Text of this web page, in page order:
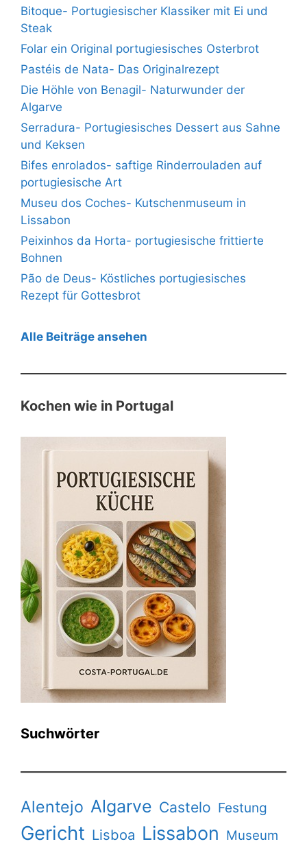
Bitoque- Portugiesischer Klassiker mit Ei und
Steak
Folar ein Original portugiesisches Osterbrot
Pastéis de Nata- Das Originalrezept
Die Höhle von Benagil- Naturwunder der
Algarve
Serradura- Portugiesisches Dessert aus Sahne
und Keksen
Bifes enrolados- saftige Rinderrouladen auf
portugiesische Art
Museu dos Coches- Kutschenmuseum in
Lissabon
Peixinhos da Horta- portugiesische frittierte
Bohnen
Pão de Deus- Köstliches portugiesisches
Rezept für Gottesbrot
Alle Beiträge ansehen
Kochen wie in Portugal
Suchwörter
Alentejo Algarve Castelo Festung
Gericht Lisboa Lissabon Museum